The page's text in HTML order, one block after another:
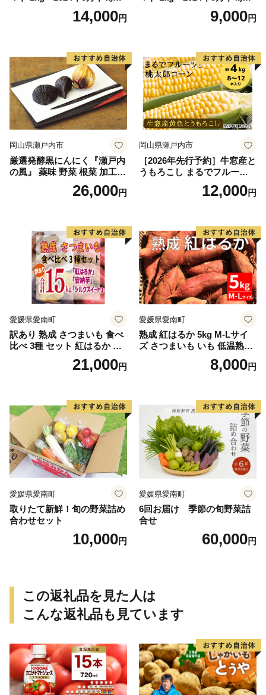
に順次出荷 野菜ソムリエサ
ミット アルル・リリカ共に
県 高鍋町産 産地直送 有機肥
料使用 高糖度 西森農園
14,000円
に順次出荷 野菜ソムリエサ
ミット アルル・リリカ共に
県 高鍋町産 産地直送 有機肥
料使用 高糖度 西森農園
9,000円
岡山県瀬戸内市
厳選発酵黒にんにく『瀬戸内
の風』 薬味 野菜 根菜 加工食
26,000円
岡山県瀬戸内市
［2026年先行予約］牛窓産と
うもろこし まるでフルー
ツ！最高糖度25度超え 生で
甘い、茹でて美味い！ 黄色
野菜
12,000円
愛媛県愛南町
訳あり 熟成 さつまいも 食べ
比べ 3種 セット 紅はるか 安
納芋 シルクスイート 合計 15
kg サイズ混合 サツマイモ 焼
芋 ほしいも スイートポテト
いも天 サイズミックス 甘い
ねっとり 生芋 新芋 あんのう
いも 甘藷 べにはるか スイー
ツ 国産 糖度 産地直送 農家直
送 数量限定 21000円 愛媛 愛
南 ミッチーのおみかん畑
21,000円
愛媛県愛南町
熟成 紅はるか 5kg M-Lサイ
ズ さつまいも いも 低温熟成
完全熟成収穫 甘い 糖度 焼き
芋 やきいも スイートポテト
8,000円
愛媛県愛南町
取りたて新鮮！旬の野菜詰め
合わせセット
10,000円
愛媛県愛南町
6回お届け 季節の旬野菜詰
合せ
60,000円
この返礼品を見た人は
こんな返礼品も見ています